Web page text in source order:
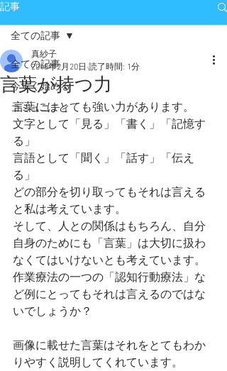
記事
全ての記事
今すぐ始める
コミュニティ
全ての記事
言葉が持つ力
真紗子
2018年2月20日 読了時間: 1分
言葉にはとても強い力があります。
文字として「見る」「書く」「記憶す
る」
言語として「聞く」「話す」「伝え
る」
どの部分を切り取ってもそれは言える
と私は考えています。
そして、人との関係はもちろん、自分
自身のためにも「言葉」は大切に扱わ
なくてはいけないとも考えています。
作業療法の一つの「認知行動療法」な
ど例にとってもそれは言えるのではな
いでしょうか？
画像に載せた言葉はそれをとてもわか
りやすく説明してくれています。